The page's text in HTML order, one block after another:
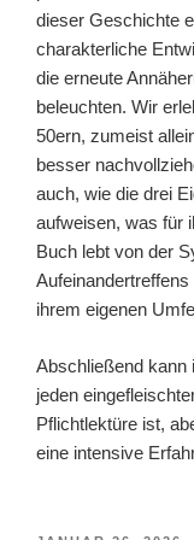
dieser Geschichte
charakterliche
die erneute
beleuchten. Wir
50ern, zumeist
besser
auch, wie die drei
aufweisen, was für
Buch lebt von der
ihrem eigenen
Abschließend kann
jeden
Pflichtlektüre ist,
eine intensive